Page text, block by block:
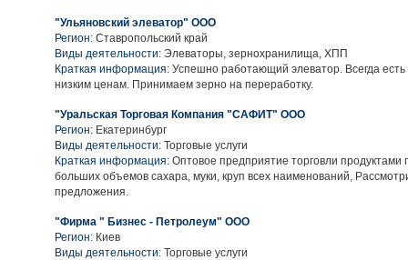
"Ульяновский элеватор" ООО
Регион: Ставропольский край
Виды деятельности: Элеваторы, зернохранилища, ХПП
Краткая информация: Успешно работающий элеватор. Всегда
низким ценам. Принимаем зерно на переработку.
"Уральская Торговая Компания "САФИТ" ООО
Регион: Екатеринбург
Виды деятельности: Торговые услуги
Краткая информация: Оптовое предприятие торговли продуктами
больших объемов сахара, муки, круп всех наименований,
предложения.
"Фирма " Бизнес - Петролеум" ООО
Регион: Киев
Виды деятельности: Торговые услуги